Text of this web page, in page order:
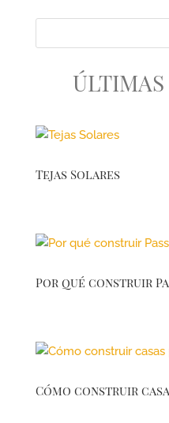
Tejas Solares
Por qué construir
Cómo construir